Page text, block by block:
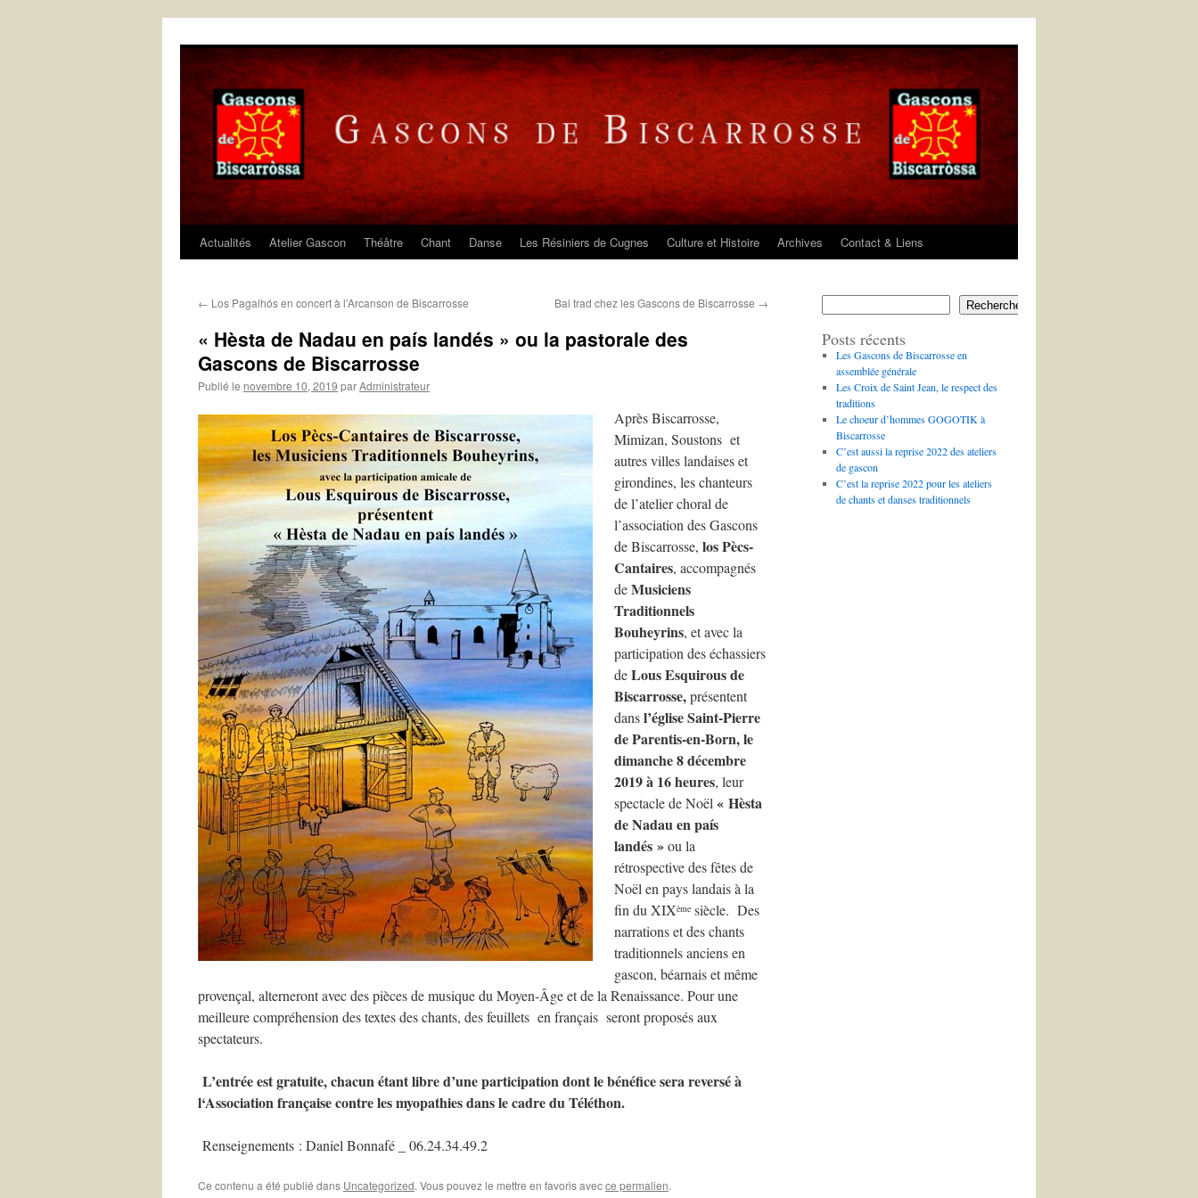
Actualités Atelier Gascon Théâtre Chant Danse Les Résiniers de Cugnes Culture et Histoire Archives Contact & Liens
← Los Pagalhós en concert à l’Arcanson de Biscarrosse Bal trad chez les Gascons de Biscarrosse →
« Hèsta de Nadau en país landés » ou la pastorale des
Gascons de Biscarrosse
Publié le novembre 10, 2019 parAdministrateur
Après Biscarrosse,
Mimizan, Soustons et
autres villes landaises et
girondines, les chanteurs
de l’atelier choral de
l’association des Gascons
de Biscarrosse, los Pècs-
Cantaires, accompagnés
deMusiciens
Traditionnels
Bouheyrins, et avec la
participation des échassiers
deLousEsquirous de
Biscarrosse,présentent
dansl’église Saint-Pierre
de Parentis-en-Born, le
dimanche 8 décembre
2019 à 16 heures, leur
spectacle de Noël « Hèsta
de Nadau en país
landés »ou la
rétrospective des fêtes de
Noël en pays landais à la
fin du XIXème siècle. Des
narrations et des chants
traditionnels anciens en
gascon, béarnais et même
provençal, alterneront avec des pièces de musique du Moyen-Âge et de la Renaissance. Pour une
meilleure compréhension des textes des chants, des feuillets en français seront proposés aux
spectateurs.
L’entrée est gratuite, chacun étant libre d’une participation dont le bénéfice sera reversé à
l‘Association française contre les myopathies dans le cadre du Téléthon.
Renseignements : Daniel Bonnafé _ 06.24.34.49.2
Ce contenu a été publié dans Uncategorized. Vous pouvez le mettre en favoris avecce permalien.
Rechercher
Posts récents
Les Gascons de Biscarrosse en
assemblée générale
Les Croix de Saint Jean, le respect des
traditions
Le choeur d’hommes GOGOTIK à
Biscarrosse
C’est aussi la reprise 2022 des ateliers
de gascon
C’est la reprise 2022 pour les ateliers
de chants et danses traditionnels